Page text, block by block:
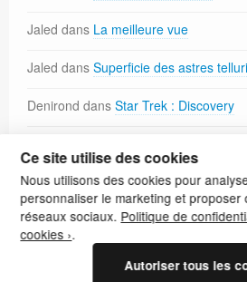
Jaled dans La meilleure vue
Jaled dans Superficie des astres
Denirond dans Star Trek : Discovery
JaleddansParéidolie
Ce site utilise des cookies
Nous utilisons des cookies pour
personnaliser le marketing et proposer
réseaux sociaux. Politique de
cookies ›.
Autoriser tous les